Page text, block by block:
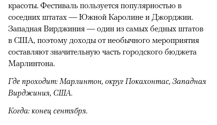
красоты. Фестиваль пользуется популярностью в
соседних штатах — Южной Каролине и Джорджии.
Западная Вирджиния — один из самых бедных штатов
в США, поэтому доходы от необычного мероприятия
составляют значительную часть городского бюджета
Марлинтона.
Где проходит: Марлинтон, округ Покахонтас, Западная
Вирджиния, США.
Когда: конец сентября.